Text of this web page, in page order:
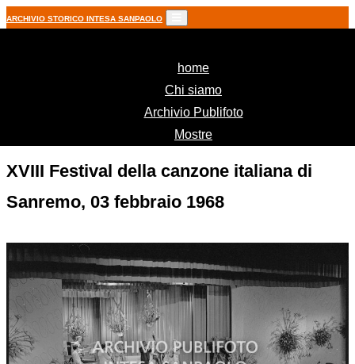
ARCHIVIO STORICO INTESA SANPAOLO
home(current)
Chi siamo
Archivio Publifoto
Mostre
XVIII Festival della canzone italiana di
Sanremo, 03 febbraio 1968